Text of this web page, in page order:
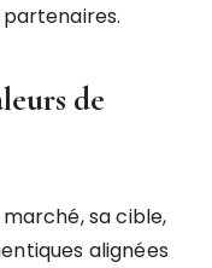
de
sa cible,
alignées